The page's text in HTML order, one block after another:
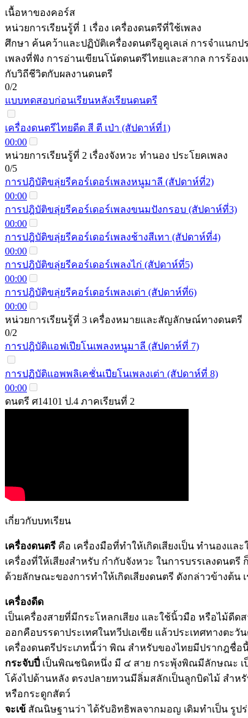
เนื้อหาของคอร์ส
หน่วยการเรียนรู้ที่ 1 เรื่อง เครื่องดนตรีที่ใช้เพลง
ศึกษา ค้นคว้าและปฏิบัติเครื่องดนตรีอูคูเลเล่ การจำแนก
เพลงที่ฟัง การอ่านเขียนโน้ตดนตรีไทยและสากล การร้อ
กับวิถีชีวิตกับผลงานดนตรี
0/2
แบบทดสอบก่อนเรียนหลังเรียนดนตรี
เครื่องดนตรีไทยดีด สี ตี เป่า (สัปดาห์ที่1)
00:00
หน่วยการเรียนรู้ที่ 2 เรื่องจังหวะ ทำนอง ประโยคเพลง
0/5
การปฎิบัติขลุ่ยรีคอร์เดอร์เพลงหนูมาลี (สัปดาห์ที่2)
00:00
การปฎิบัติขลุ่ยรีคอร์เดอร์เพลงขนมปังกรอบ (สัปดาห์ที่3)
00:00
การปฎิบัติขลุ่ยรีคอร์เดอร์เพลงช้างสีเทา (สัปดาห์ที่4)
00:00
การปฎิบัติขลุ่ยรีคอร์เดอร์เพลงไก่ (สัปดาห์ที่5)
00:00
การปฎิบัติขลุ่ยรีคอร์เดอร์เพลงเต่า (สัปดาห์ที่6)
00:00
หน่วยการเรียนรู้ที่ 3 เครื่องหมายและสัญลักษณ์ทางดนตรี
0/2
การปฎิบัติแอฟเปียโนเพลงหนูมาลี (สัปดาห์ที่ 7)
การปฏิบัติแอพพลิเคชั่นเปียโนเพลงเต่า (สัปดาห์ที่ 8)
00:00
ดนตรี ศ14101 ป.4 ภาคเรียนที่ 2
เกี่ยวกับบทเรียน
เครื่องดนตรี คือ เครื่องมือที่ทำให้เกิดเสียงเป็น ทำนองแล
เครื่องที่ให้เสียงสำหรับ กำกับจังหวะ ในการบรรเลงดนตรี
ด้วยลักษณะของการทำให้เกิดเสียงดนตรี ดังกล่าวข้างต้น
เครื่องดีด
เป็นเครื่องสายที่มีกระโหลกเสียง และใช้นิ้วมือ หรือไม้ดีด
ออกคือบรรดาประเทศในทวีปเอเซีย แล้วประเทศทางตะ
เครื่องดนตรีประเภทนี้ว่า พิณ สำหรับของไทยมีปรากฎชื่
กระจับปี่ เป็นพิณชนิดหนึ่ง มี ๔ สาย กระพุ้งพิณมีลักษณะ เ
โค้งไปด้านหลัง ตรงปลายทวนมีลิ่มสลักเป็นลูกบิดไม้ สำห
หรือกระดูกสัตว์
จะเข้ สัณนิษฐานว่า ได้รับอิทธิพลจากมอญ เดิมทำเป็น รูปร่